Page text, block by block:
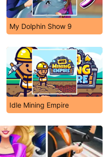
My Dolphin Show 9
Idle Mining Empire